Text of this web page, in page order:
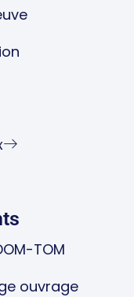
TOM
ouvrage